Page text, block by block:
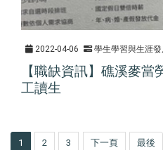
2022-04-06 學生學習與生涯
【職缺資訊】礁溪麥
工讀生
1 2 3 下一頁 最後